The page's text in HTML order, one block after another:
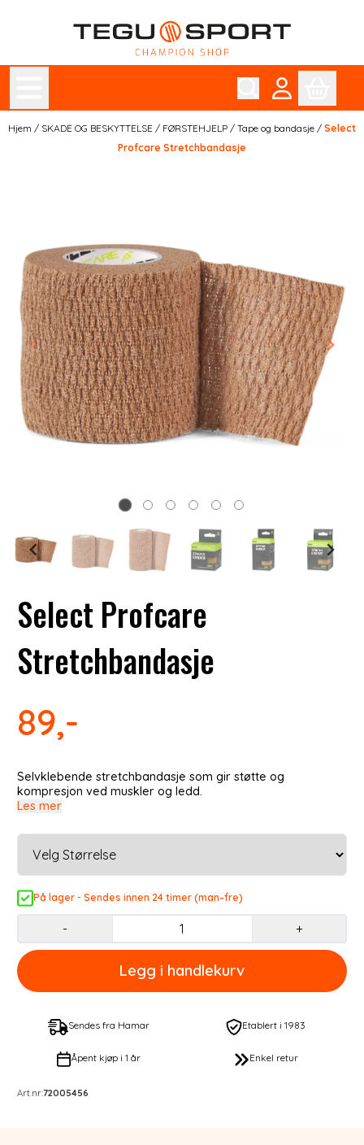
Hopp til innhold
Hjem / SKADE OG BESKYTTELSE / FØRSTEHJELP / Tape og bandasje / Select
Profcare Stretchbandasje
Select Profcare
Stretchbandasje
89,-
Selvklebende stretchbandasje som gir støtte og
kompresjon ved muskler og ledd.
Les mer
På lager - Sendes innen 24 timer (man–fre)
- +
Sendes fra Hamar Etablert i 1983
Åpent kjøp i 1 år Enkel retur
Art.nr:72005456